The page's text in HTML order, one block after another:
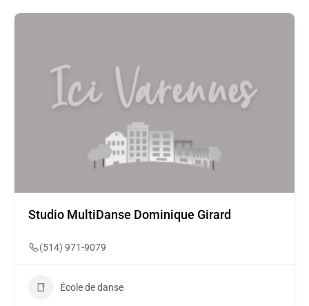
Studio MultiDanse Dominique Girard
(514) 971-9079
École de danse